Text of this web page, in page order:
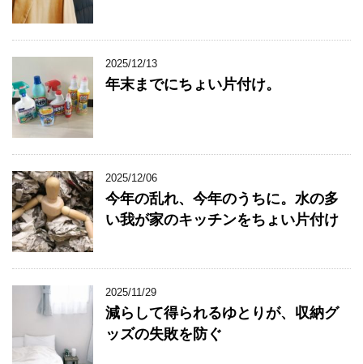
2025/12/13
年末までにちょい片付け。
2025/12/06
今年の乱れ、今年のうちに。水の多
い我が家のキッチンをちょい片付け
2025/11/29
減らして得られるゆとりが、収納グ
ッズの失敗を防ぐ